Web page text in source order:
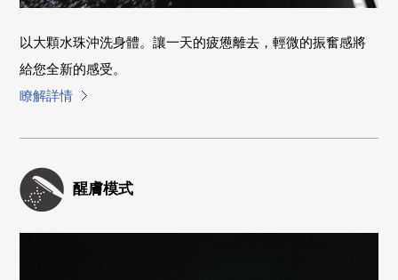
以大顆水珠沖洗身體。讓一天的疲憊離去，輕微的振奮感將
給您全新的感受。
瞭解詳情
醒膚模式